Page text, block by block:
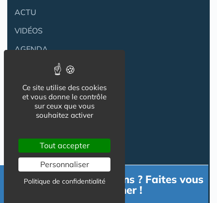
ACTU
VIDÉOS
AGENDA
Newsletter
Reseaux Sociaux
Besoin d'informations ? Faites vous
accompagner !
Ce site utilise des cookies
et vous donne le contrôle
sur ceux que vous
souhaitez activer
Tout accepter
Personnaliser
Politique de confidentialité